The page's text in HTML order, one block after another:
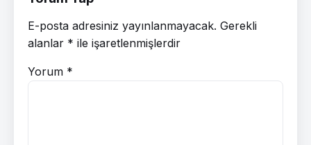
E-posta adresiniz yayınlanmayacak. Gerekli
alanlar * ile işaretlenmişlerdir
Yorum *